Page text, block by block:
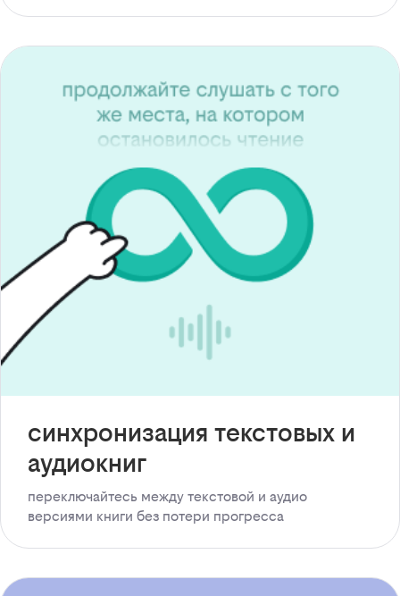
синхронизация текстовых и
аудиокниг
переключайтесь между текстовой и аудио
версиями книги без потери прогресса